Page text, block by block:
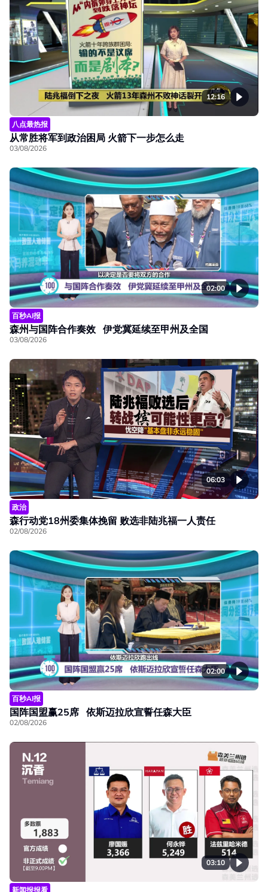
12:16
八点最热报
从常胜将军到政治困局 火箭下一步怎么走
03/08/2026
02:00
百秒AI报
森州与国阵合作奏效 伊党冀延续至甲州及全国
03/08/2026
06:03
政治
森行动党18州委集体挽留 败选非陆兆福一人责任
02/08/2026
02:00
百秒AI报
国阵国盟赢25席 依斯迈拉欣宣誓任森大臣
02/08/2026
03:10
新闻报报看